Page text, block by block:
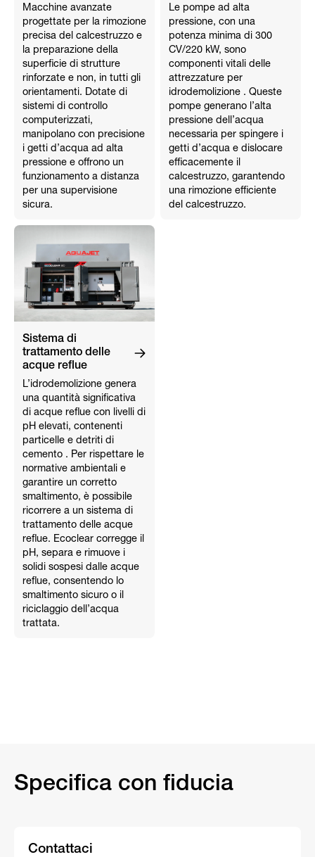
Macchine avanzate
progettate per la rimozione
precisa del calcestruzzo e
la preparazione della
superficie di strutture
rinforzate e non, in tutti gli
orientamenti. Dotate di
sistemi di controllo
computerizzati,
manipolano con precisione
i getti d’acqua ad alta
pressione e offrono un
funzionamento a distanza
per una supervisione
sicura.
Le pompe ad alta
pressione, con una
potenza minima di 300
CV/220 kW, sono
componenti vitali delle
attrezzature per
idrodemolizione . Queste
pompe generano l’alta
pressione dell’acqua
necessaria per spingere i
getti d’acqua e dislocare
efficacemente il
calcestruzzo, garantendo
una rimozione efficiente
del calcestruzzo.
Sistema di
trattamento delle
acque reflue
L’idrodemolizione genera
una quantità significativa
di acque reflue con livelli di
pH elevati, contenenti
particelle e detriti di
cemento . Per rispettare le
normative ambientali e
garantire un corretto
smaltimento, è possibile
ricorrere a un sistema di
trattamento delle acque
reflue. Ecoclear corregge il
pH, separa e rimuove i
solidi sospesi dalle acque
reflue, consentendo lo
smaltimento sicuro o il
riciclaggio dell’acqua
trattata.
Specifica con fiducia
Contattaci